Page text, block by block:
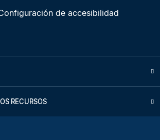
de accesibilidad
RECURSOS